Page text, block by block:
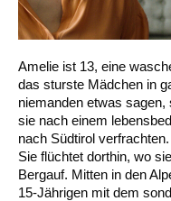
Amelie ist 13, eine
das sturste Mädchen in
niemanden etwas
sie nach einem
nach Südtirol
Sie flüchtet dorthin, wo
Bergauf. Mitten in den
15-Jährigen mit dem